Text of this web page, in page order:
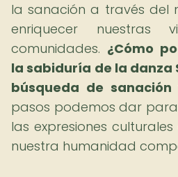
la sanación a través del
enriquecer nuestras
comunidades. ¿Cómo
la sabiduría de la danza
búsqueda de sanación
pasos podemos dar
las expresiones
nuestra humanidad